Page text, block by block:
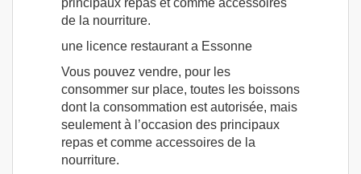
principaux repas et comme accessoires
de la nourriture.
une licence restaurant a Essonne
Vous pouvez vendre, pour les
consommer sur place, toutes les boissons
dont la consommation est autorisée, mais
seulement à l’occasion des principaux
repas et comme accessoires de la
nourriture.